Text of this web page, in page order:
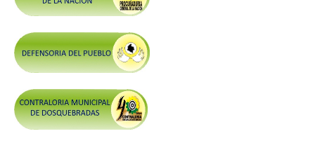
Contratación
Servicio Información
Control y Rendición de Cuentas
Grupos De Interés
Gestión Seguridad y Salud en el Trabajo